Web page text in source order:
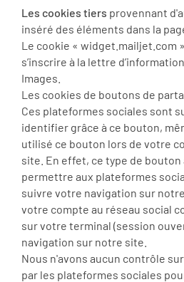
Les cookies tiers provennant
inséré des éléments dans la
Le cookie « widget.mailjet.com
s’inscrire à la lettre
Images.
Les cookies de boutons de
Ces plateformes sociales sont
identifier grâce à ce bouton,
utilisé ce bouton lors de votre
site. En effet, ce type de
permettre aux plateformes
suivre votre navigation sur
votre compte au réseau social
sur votre terminal (session
navigation sur notre site.
Nous n'avons aucun contrôle
par les plateformes sociales